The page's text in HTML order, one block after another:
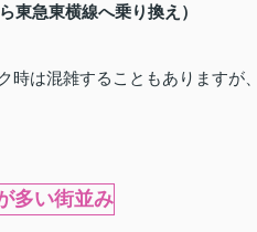
東急東横線へ乗り換え）
時は混雑することもありますが
多い街並み